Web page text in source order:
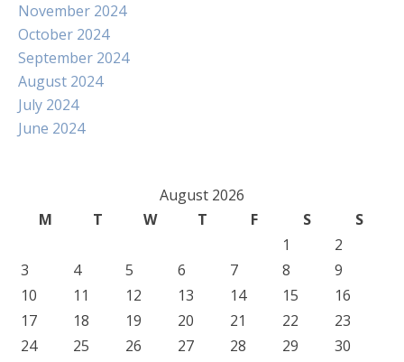
November 2024
October 2024
September 2024
August 2024
July 2024
June 2024
August 2026
M
T W T F S
S
1
2
3
4 5 6 7 8
9
10
11 12 13 14 15
16
17
18 19 20 21 22
23
24
25 26 27 28 29
30